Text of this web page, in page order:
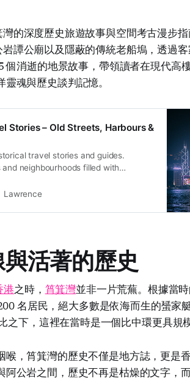
的深度歷史旅遊故事與空間考古漫步
譚公廟以及隱蔽的傳統老船塢，透過
個消逝的地景故事，帶領讀者在現代高
魂與歷史談判記憶。
Stories – Old Streets, Harbours &
travel stories and guides.
neighbourhoods filled with
Lawrence
活著的歷史
港之時， 筲箕灣並非一片荒蕪。根據當
名居民，絕大多數是依海而生的蜑家
之下，這裡在當時是一個比中環更具規
喉，筲箕灣的歷史不僅是地方誌，更是
阿公岩之間，歷史不再是枯燥的文字，